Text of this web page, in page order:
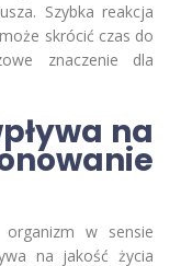
Szybka reakcja
skrócić czas do
znaczenie dla
na
w sensie
na jakość życia